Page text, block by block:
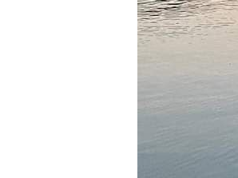
Добавить
Ваш адрес email